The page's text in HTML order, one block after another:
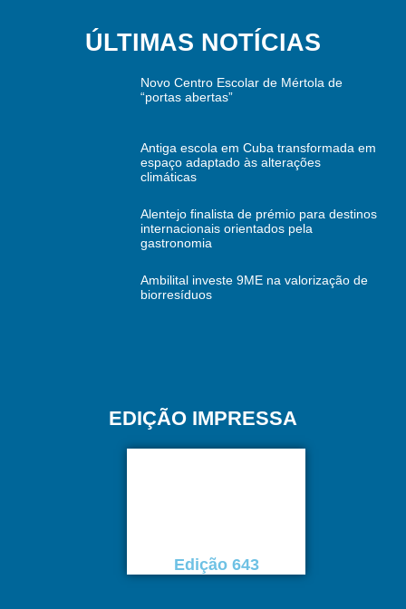
ÚLTIMAS NOTÍCIAS
Novo Centro Escolar de Mértola de
“portas abertas”
Antiga escola em Cuba transformada em
espaço adaptado às alterações
climáticas
Alentejo finalista de prémio para destinos
internacionais orientados pela
gastronomia
Ambilital investe 9ME na valorização de
biorresíduos
EDIÇÃO IMPRESSA
Edição 643